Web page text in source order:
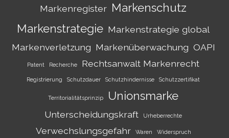
Markenregister Markenschutz
Markenstrategie Markenstrategie global
Markenverletzung Markenüberwachung OAPI
Patent Recherche Rechtsanwalt Markenrecht
Registrierung Schutzdauer Schutzhindernisse Schutzzertifikat
Territorialitätsprinzip Unionsmarke
Unterscheidungskraft Urheberrechte
Verwechslungsgefahr Waren Widerspruch